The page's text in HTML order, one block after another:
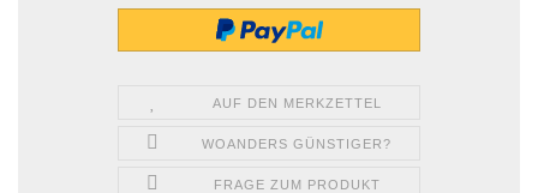
AUF DEN MERKZETTEL
WOANDERS GÜNSTIGER?
FRAGE ZUM PRODUKT